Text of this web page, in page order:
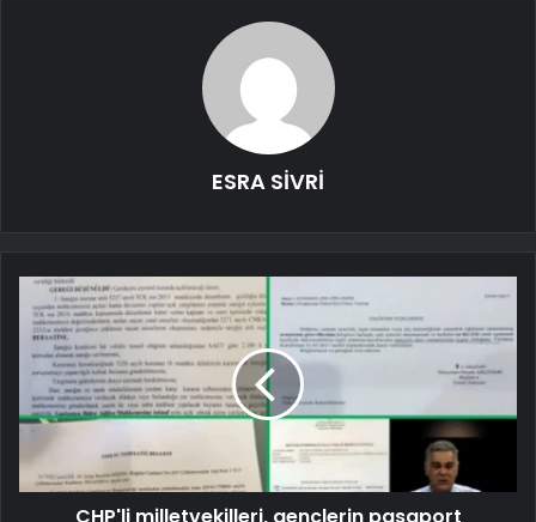
ESRA SİVRİ
CHP'li milletvekilleri, gençlerin pasaport